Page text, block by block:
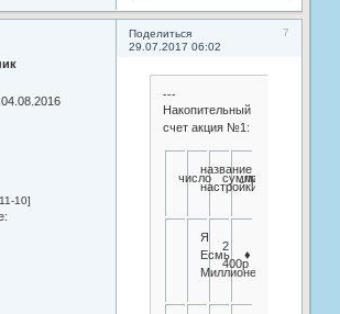
Поделиться
7
29.07.2017 06:02
10]
---
Накопительный
счет акция №1:
число
название
настройки
суммапримечание
Я
Есмь
Миллионер
2
400р
♦